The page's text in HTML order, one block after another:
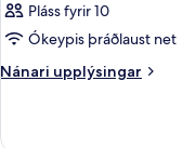
Pláss fyrir 10
Ókeypis þráðlaust net
Nánari upplýsingar
Nánari